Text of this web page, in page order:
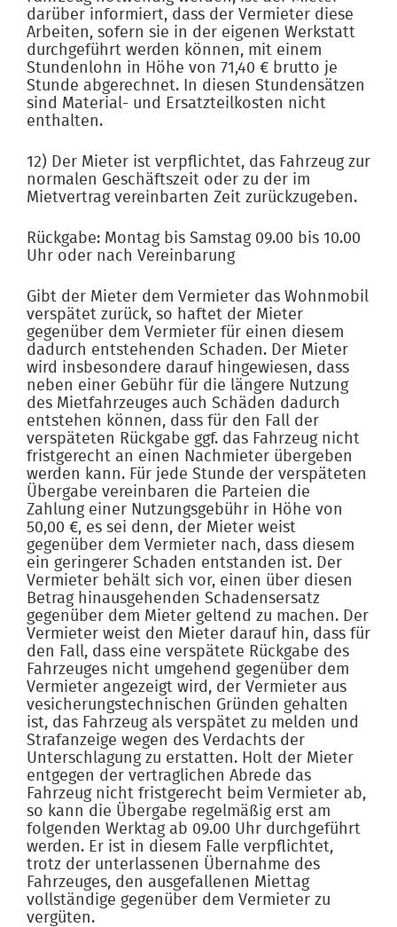
darüber informiert, dass der Vermieter diese
Arbeiten, sofern sie in der eigenen Werkstatt
durchgeführt werden können, mit einem
Stundenlohn in Höhe von 71,40 € brutto je
Stunde abgerechnet. In diesen Stundensätzen
sind Material- und Ersatzteilkosten nicht
enthalten.
12) Der Mieter ist verpflichtet, das Fahrzeug zur
normalen Geschäftszeit oder zu der im
Mietvertrag vereinbarten Zeit zurückzugeben.
Rückgabe: Montag bis Samstag 09.00 bis 10.00
Uhr oder nach Vereinbarung
Gibt der Mieter dem Vermieter das Wohnmobil
verspätet zurück, so haftet der Mieter
gegenüber dem Vermieter für einen diesem
dadurch entstehenden Schaden. Der Mieter
wird insbesondere darauf hingewiesen, dass
neben einer Gebühr für die längere Nutzung
des Mietfahrzeuges auch Schäden dadurch
entstehen können, dass für den Fall der
verspäteten Rückgabe ggf. das Fahrzeug nicht
fristgerecht an einen Nachmieter übergeben
werden kann. Für jede Stunde der verspäteten
Übergabe vereinbaren die Parteien die
Zahlung einer Nutzungsgebühr in Höhe von
50,00 €, es sei denn, der Mieter weist
gegenüber dem Vermieter nach, dass diesem
ein geringerer Schaden entstanden ist. Der
Vermieter behält sich vor, einen über diesen
Betrag hinausgehenden Schadensersatz
gegenüber dem Mieter geltend zu machen. Der
Vermieter weist den Mieter darauf hin, dass für
den Fall, dass eine verspätete Rückgabe des
Fahrzeuges nicht umgehend gegenüber dem
Vermieter angezeigt wird, der Vermieter aus
vesicherungstechnischen Gründen gehalten
ist, das Fahrzeug als verspätet zu melden und
Strafanzeige wegen des Verdachts der
Unterschlagung zu erstatten. Holt der Mieter
entgegen der vertraglichen Abrede das
Fahrzeug nicht fristgerecht beim Vermieter ab,
so kann die Übergabe regelmäßig erst am
folgenden Werktag ab 09.00 Uhr durchgeführt
werden. Er ist in diesem Falle verpflichtet,
trotz der unterlassenen Übernahme des
Fahrzeuges, den ausgefallenen Miettag
vollständige gegenüber dem Vermieter zu
vergüten.